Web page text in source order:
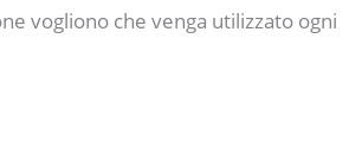
vogliono che venga utilizzato ogni